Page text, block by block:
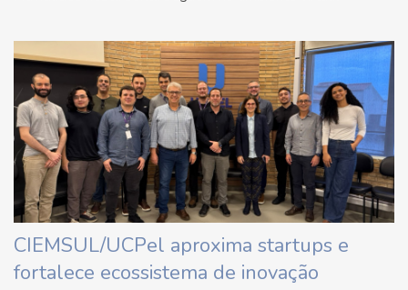
CIEMSUL/UCPel aproxima startups e
fortalece ecossistema de inovação